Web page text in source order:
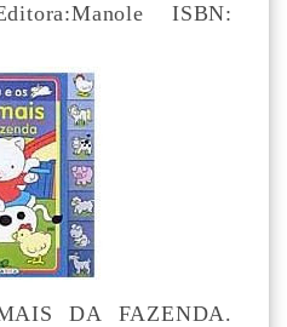
ISBN:
DA FAZENDA.